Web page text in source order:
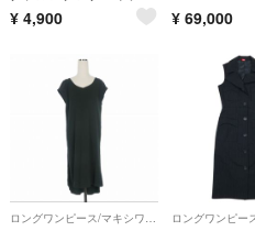
¥ 4,900 ¥ 69,000
ロングワンピース/マキシワンピース